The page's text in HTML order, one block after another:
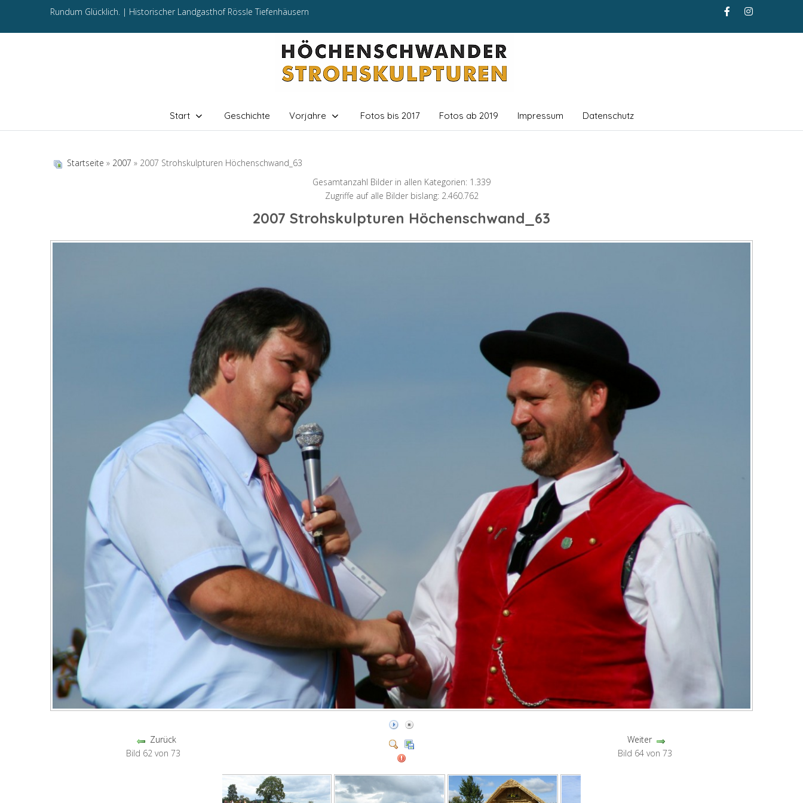
Rundum Glücklich. | Historischer Landgasthof Rössle Tiefenhäusern
Start Geschichte Vorjahre Fotos bis 2017 Fotos ab 2019 Impressum Datenschutz
Startseite » 2007 » 2007 Strohskulpturen Höchenschwand_63
Gesamtanzahl Bilder in allen Kategorien: 1.339
Zugriffe auf alle Bilder bislang: 2.460.762
2007 Strohskulpturen Höchenschwand_63
Zurück
Bild 62 von 73
Weiter
Bild 64 von 73